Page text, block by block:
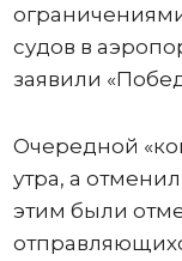
судов в
заявили
Очередной
утра, а
этим были